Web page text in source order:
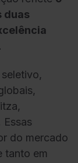
duas
.
Essas
do mercado
tanto em